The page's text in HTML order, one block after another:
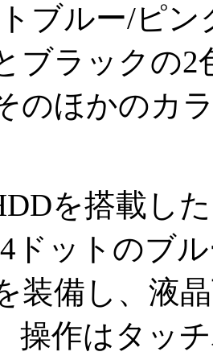
ブルー/ピン
ブラックの2
のほかのカ
を搭載し
ドットのブ
装備し、液
操作はタッ